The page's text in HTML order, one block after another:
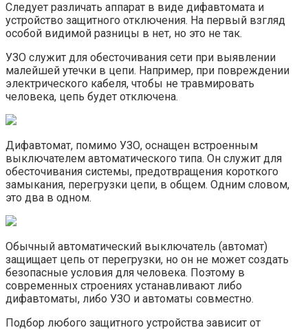
Следует различать аппарат в виде дифавтомата и
устройство защитного отключения. На первый взгляд
особой видимой разницы в нет, но это не так.
УЗО служит для обесточивания сети при выявлении
малейшей утечки в цепи. Например, при повреждении
электрического кабеля, чтобы не травмировать
человека, цепь будет отключена.
Дифавтомат, помимо УЗО, оснащен встроенным
выключателем автоматического типа. Он служит для
обесточивания системы, предотвращения короткого
замыкания, перегрузки цепи, в общем. Одним словом,
это два в одном.
Обычный автоматический выключатель (автомат)
защищает цепь от перегрузки, но он не может создать
безопасные условия для человека. Поэтому в
современных строениях устанавливают либо
дифавтоматы, либо УЗО и автоматы совместно.
Подбор любого защитного устройства зависит от